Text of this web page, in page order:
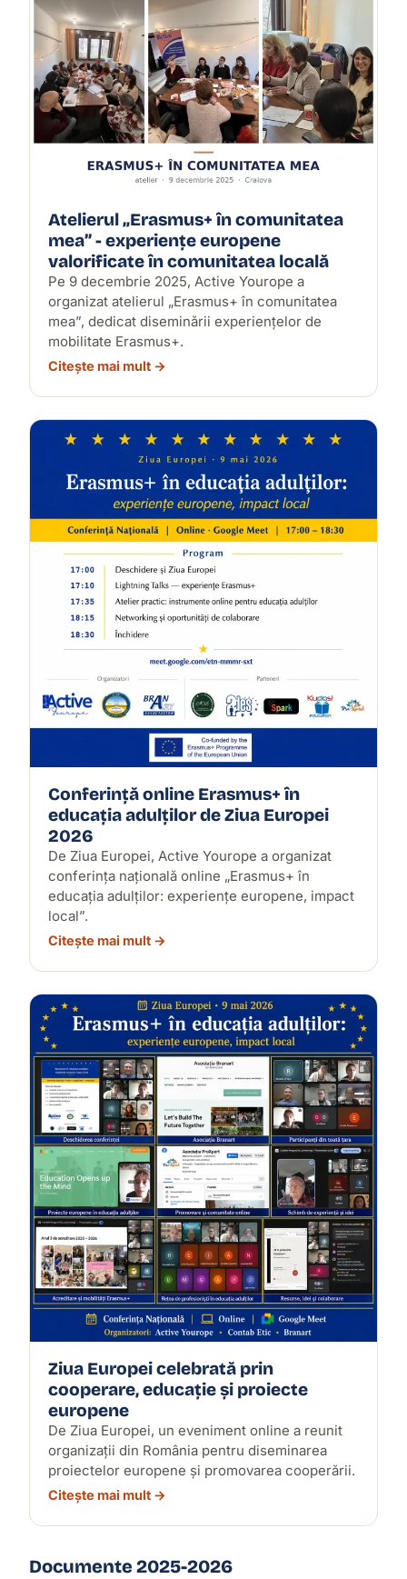
Atelierul „Erasmus+ în comunitatea
mea” - experiențe europene
valorificate în comunitatea locală
Pe 9 decembrie 2025, Active Yourope a
organizat atelierul „Erasmus+ în comunitatea
mea”, dedicat diseminării experiențelor de
mobilitate Erasmus+.
Citește mai mult →
Conferință online Erasmus+ în
educația adulților de Ziua Europei
2026
De Ziua Europei, Active Yourope a organizat
conferința națională online „Erasmus+ în
educația adulților: experiențe europene, impact
local”.
Citește mai mult →
Ziua Europei celebrată prin
cooperare, educație și proiecte
europene
De Ziua Europei, un eveniment online a reunit
organizații din România pentru diseminarea
proiectelor europene și promovarea cooperării.
Citește mai mult →
Documente 2025-2026